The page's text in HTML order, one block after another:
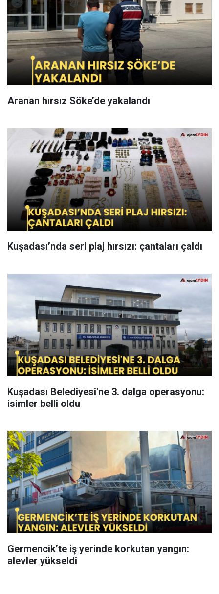
Aranan hırsız Söke’de yakalandı
Kuşadası’nda seri plaj hırsızı: çantaları çaldı
Kuşadası Belediyesi'ne 3. dalga operasyonu:
isimler belli oldu
Germencik’te iş yerinde korkutan yangın:
alevler yükseldi